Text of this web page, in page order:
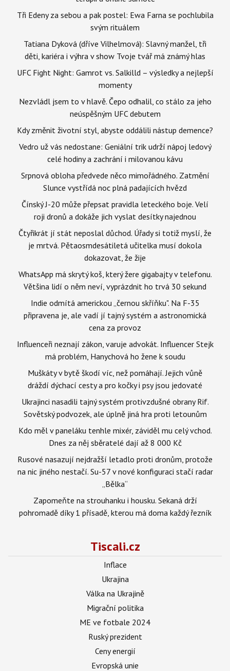
Tři Edeny za sebou a pak postel: Ewa Farna se pochlubila
svým rituálem
Tatiana Dyková (dříve Vilhelmová): Slavný manžel, tři
děti, kariéra i výhra v show Tvoje tvář má známý hlas
UFC Fight Night: Gamrot vs. Salkilld – výsledky a nejlepší
momenty
Nezvládl jsem to v hlavě. Čepo odhalil, co stálo za jeho
neúspěšným UFC debutem
Kdy změnit životní styl, abyste oddálili nástup demence?
Vedro už vás nedostane: Geniální trik udrží nápoj ledový
celé hodiny a zachrání i milovanou kávu
Srpnová obloha předvede něco mimořádného. Zatmění
Slunce vystřídá noc plná padajících hvězd
Čínský J-20 může přepsat pravidla leteckého boje. Velí
roji dronů a dokáže jich vyslat desítky najednou
Čtyřikrát jí stát neposlal důchod. Úřady si totiž myslí, že
je mrtvá. Pětaosmdesátiletá učitelka musí dokola
dokazovat, že žije
WhatsApp má skrytý koš, který žere gigabajty v telefonu.
Většina lidí o něm neví, vyprázdnit ho trvá 30 sekund
Indie odmítá americkou „černou skříňku". Na F-35
připravena je, ale vadí jí tajný systém a astronomická
cena za provoz
Influenceři neznají zákon, varuje advokát. Influencer Stejk
má problém, Hanychová ho žene k soudu
Muškáty v bytě škodí víc, než pomáhají. Jejich vůně
dráždí dýchací cesty a pro kočky i psy jsou jedovaté
Ukrajinci nasadili tajný systém protivzdušné obrany Rif.
Sovětský podvozek, ale úplně jiná hra proti letounům
Kdo měl v paneláku tenhle mixér, záviděl mu celý vchod.
Dnes za něj sběratelé dají až 8 000 Kč
Rusové nasazují nejdražší letadlo proti dronům, protože
na nic jiného nestačí. Su-57 v nové konfiguraci stačí radar
„Bělka“
Zapomeňte na strouhanku i housku. Sekaná drží
pohromadě díky 1 přísadě, kterou má doma každý řezník
Tiscali.cz
Inflace
Ukrajina
Válka na Ukrajině
Migrační politika
ME ve fotbale 2024
Ruský prezident
Ceny energií
Evropská unie